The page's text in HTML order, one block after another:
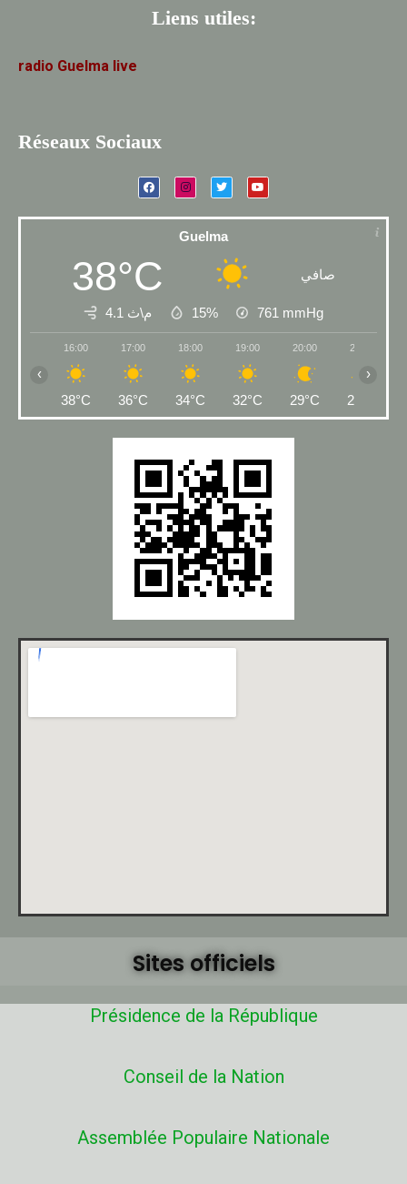
Liens utiles:
radio Guelma live
Réseaux Sociaux
Guelma
38°C صافي
4.1 م\ث 15% 761 mmHg
16:00
38°C
17:00
36°C
18:00
34°C
19:00
32°C
20:00
29°C
21:00
27°C
‹ ›
Sites officiels
Présidence de la République
Conseil de la Nation
Assemblée Populaire Nationale